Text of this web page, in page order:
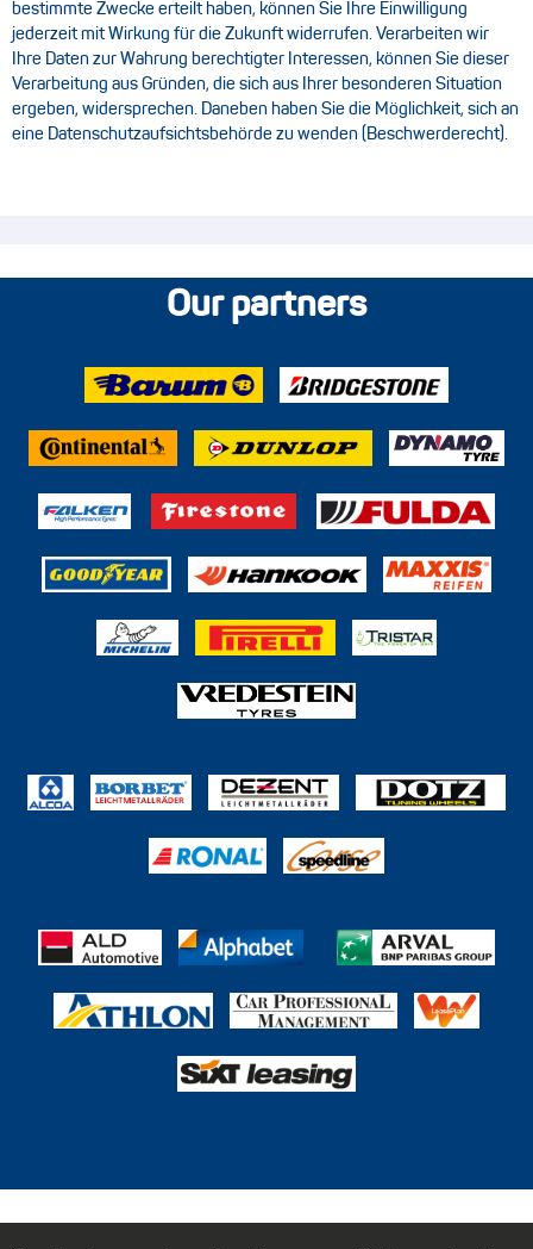
bestimmte Zwecke erteilt haben, können Sie Ihre Einwilligung
jederzeit mit Wirkung für die Zukunft widerrufen. Verarbeiten wir
Ihre Daten zur Wahrung berechtigter Interessen, können Sie dieser
Verarbeitung aus Gründen, die sich aus Ihrer besonderen Situation
ergeben, widersprechen. Daneben haben Sie die Möglichkeit, sich an
eine Datenschutzaufsichtsbehörde zu wenden (Beschwerderecht).
Our partners